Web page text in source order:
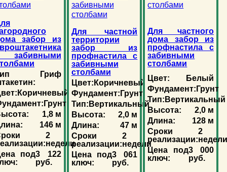
забор из
забивными
Гриф
Коричневый
Грунт
1,8 м
146 м
2
недели
под3 122
руб.
Для частной
территории
забор из
профнастила с
забивными
столбами
Цвет: Коричневый
Фундамент: Грунт
Тип: Вертикальный
Высота:
2,0 м
Длина:
47 м
Сроки
реализации:
2
недели
Цена под
ключ:
3 061
руб.
Для частного
дома забор из
профнастила с
забивными
столбами
Цвет:
Белый
Фундамент: Грунт
Тип: Вертикальный
Высота:
2,0 м
Длина:
128 м
Сроки
реализации:
2
Цена под
ключ:
3 000
руб.